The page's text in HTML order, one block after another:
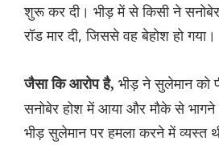
शुरू कर दी। भीड़ में से किसी ने
रॉड मार दी, जिससे वह बेहोश हो गया।
जैसा कि आरोप है, भीड़ ने सुलेमान को
सनोबेर होश में आया और मौके से
भीड़ सुलेमान पर हमला करने में व्यस्त